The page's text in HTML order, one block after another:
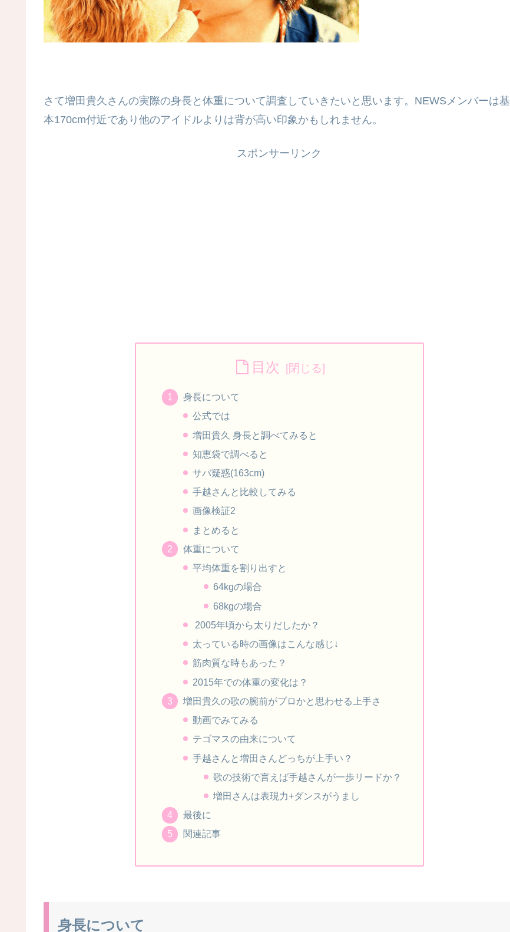
さて増田貴久さんの実際の身長と体重について調査していきたいと思います。NEWSメンバーは基
本170cm付近であり他のアイドルよりは背が高い印象かもしれません。
スポンサーリンク
目次
身長について
公式では
増田貴久 身長と調べてみると
知恵袋で調べると
サバ疑惑(163cm)
手越さんと比較してみる
画像検証2
まとめると
体重について
平均体重を割り出すと
64kgの場合
68kgの場合
2005年頃から太りだしたか？
太っている時の画像はこんな感じ↓
筋肉質な時もあった？
2015年での体重の変化は？
増田貴久の歌の腕前がプロかと思わせる上手さ
動画でみてみる
テゴマスの由来について
手越さんと増田さんどっちが上手い？
歌の技術で言えば手越さんが一歩リードか？
増田さんは表現力+ダンスがうまし
最後に
関連記事
身長について